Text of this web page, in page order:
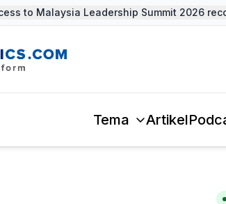
to Malaysia Leadership Summit 2026
Tema Artikel